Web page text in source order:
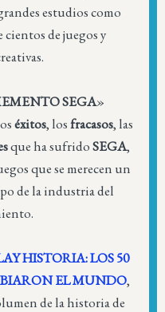
estudios como
cientos de juegos y
SEGA»
éxitos, losfracasos, las
que ha sufridoSEGA,
que se merecen un
de la industria del
HISTORIA: LOS 50
EL MUNDO,
de la historia de